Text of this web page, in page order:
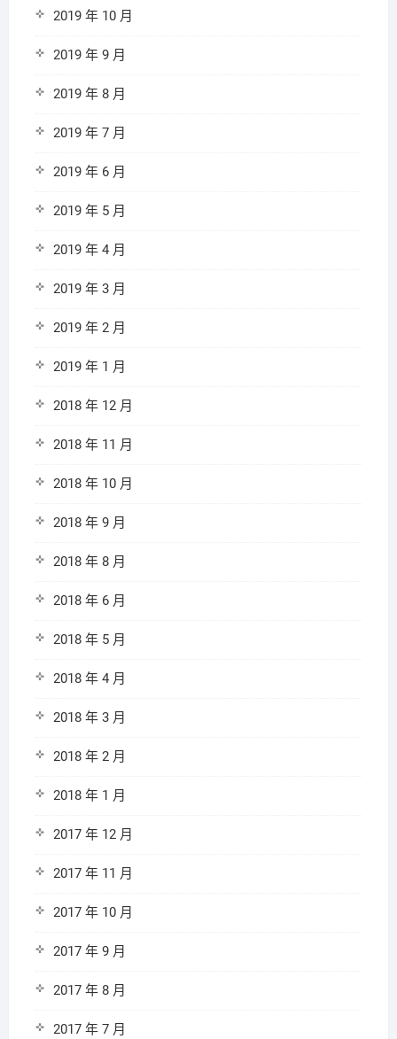
2019 年 10 月
2019 年 9 月
2019 年 8 月
2019 年 7 月
2019 年 6 月
2019 年 5 月
2019 年 4 月
2019 年 3 月
2019 年 2 月
2019 年 1 月
2018 年 12 月
2018 年 11 月
2018 年 10 月
2018 年 9 月
2018 年 8 月
2018 年 6 月
2018 年 5 月
2018 年 4 月
2018 年 3 月
2018 年 2 月
2018 年 1 月
2017 年 12 月
2017 年 11 月
2017 年 10 月
2017 年 9 月
2017 年 8 月
2017 年 7 月